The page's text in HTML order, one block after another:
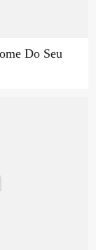
Do Seu